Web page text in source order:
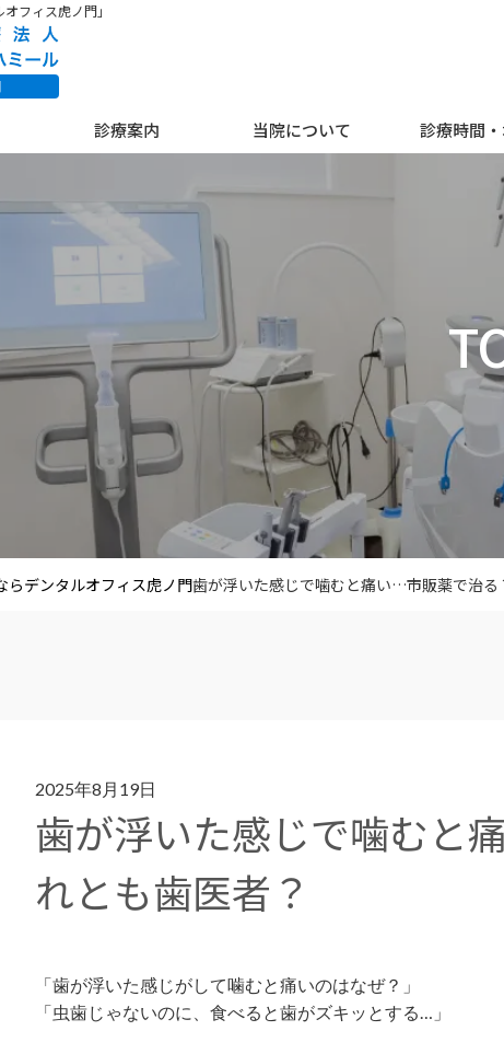
フィス虎ノ門」
診療案内 当院について 診療時間
らデンタルオフィス虎ノ門歯が浮いた感じで噛むと痛い…市販薬で治る
2025年8月19日
歯が浮いた感じで噛むと
れとも歯医者？
「歯が浮いた感じがして噛むと痛いのはなぜ？」
「虫歯じゃないのに、食べると歯がズキッとする…」